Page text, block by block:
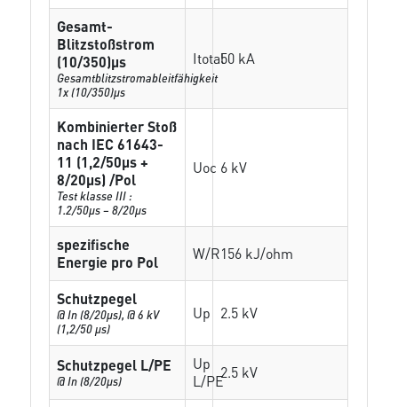
Gesamt-
Blitzstoßstrom
(10/350)µs
Gesamtblitzstromableitfähigkeit
1x (10/350)µs
Itotal50 kA
Kombinierter Stoß
nach IEC 61643-
11 (1,2/50µs +
8/20µs) /Pol
Test klasse III :
1.2/50µs – 8/20µs
Uoc 6 kV
spezifische
Energie pro Pol
W/R156 kJ/ohm
Schutzpegel
@ In (8/20µs), @ 6 kV
(1,2/50 µs)
Up 2.5 kV
Schutzpegel L/PE
@ In (8/20µs)
Up
L/PE2.5 kV